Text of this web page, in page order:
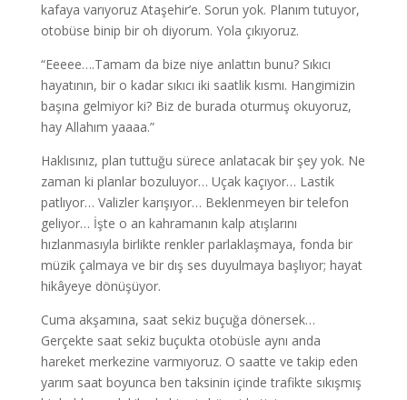
kafaya varıyoruz Ataşehir’e. Sorun yok. Planım tutuyor,
otobüse binip bir oh diyorum. Yola çıkıyoruz.
“Eeeee….Tamam da bize niye anlattın bunu? Sıkıcı
hayatının, bir o kadar sıkıcı iki saatlik kısmı. Hangimizin
başına gelmiyor ki? Biz de burada oturmuş okuyoruz,
hay Allahım yaaaa.”
Haklısınız, plan tuttuğu sürece anlatacak bir şey yok. Ne
zaman ki planlar bozuluyor… Uçak kaçıyor… Lastik
patlıyor… Valizler karışıyor… Beklenmeyen bir telefon
geliyor… İşte o an kahramanın kalp atışlarını
hızlanmasıyla birlikte renkler parlaklaşmaya, fonda bir
müzik çalmaya ve bir dış ses duyulmaya başlıyor; hayat
hikâyeye dönüşüyor.
Cuma akşamına, saat sekiz buçuğa dönersek…
Gerçekte saat sekiz buçukta otobüsle aynı anda
hareket merkezine varmıyoruz. O saatte ve takip eden
yarım saat boyunca ben taksinin içinde trafikte sıkışmış